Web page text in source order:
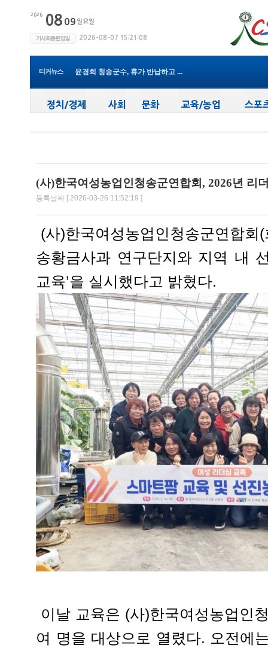
티커뉴스
청송군보건의료원, 비뇨의학과 진...
윤경희 청송군수, 휴가 반납하고 ...
청송군, 청춘남녀 만남 프로그램 ...
새마을문고청송군지부, 슬라이드...
(사)한국여성농업인청송군연합회, 2026년 리
등록날짜 [ 2026-03-26 11:52:19 ]
(사)한국여성농업인청송군연합
송황금사과 연구단지와 지역 내
교육’을 실시했다고 밝혔다.
이날 교육은 (사)한국여성농업인
여 명을 대상으로 열렸다. 오전에